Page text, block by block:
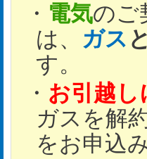
電気のご
は、
ガス と
す。
お引越し
ガスを解
をお申込